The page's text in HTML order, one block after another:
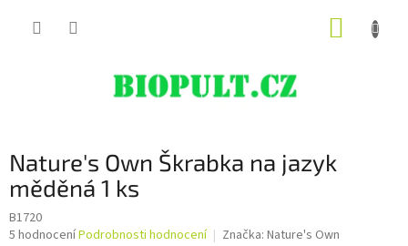
Nature's Own Škrabka na jazyk
měděná 1 ks
B1720
Průměrné
5 hodnoceníPodrobnosti hodnocení Značka: Nature's Own